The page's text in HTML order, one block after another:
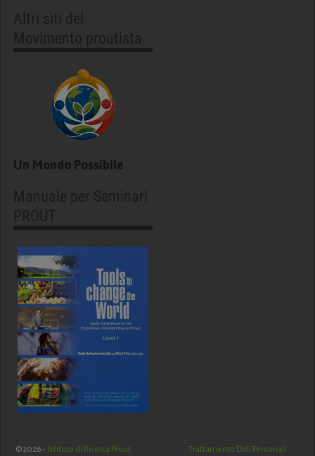
Un Mondo Possibile
©2026 - Istituto di Ricerca Prout Trattamento Dati Personali